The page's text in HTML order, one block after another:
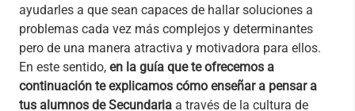
ayudarles a que sean capaces de hallar soluciones a
problemas cada vez más complejos y determinantes
pero de una manera atractiva y motivadora para ellos.
En este sentido, en la guía que te ofrecemos a
continuación te explicamos cómo enseñar a pensar a
tus alumnos de Secundaria a través de la cultura de